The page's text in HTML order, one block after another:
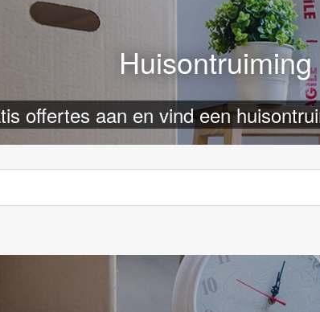
Huisontruiming
offertes aan en vind een